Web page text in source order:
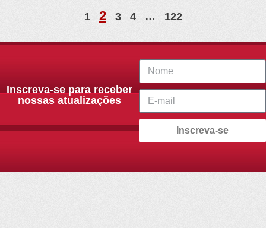
1 2 3 4 … 122
Inscreva-se para receber
nossas atualizações
Inscreva-se